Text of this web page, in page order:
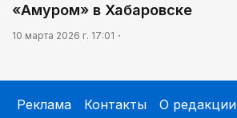
«Амуром» в Хабаровске
10 марта 2026 г. 17:01
Реклама Контакты
О редакции